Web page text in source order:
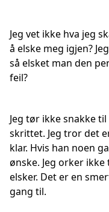
Jeg vet ikke hva jeg
å elske meg igjen?
så elsket man den
feil?
Jeg tør ikke snakke
skrittet. Jeg tror det
klar. Hvis han noen
ønske. Jeg orker
elsker. Det er en
gang til.